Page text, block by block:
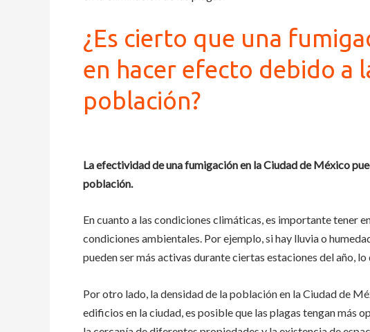
¿Es cierto que una
en hacer efecto debido a
población?
La efectividad de una fumigación en la Ciudad de México
población.
En cuanto a las condiciones climáticas, es importante tener
condiciones ambientales. Por ejemplo, si hay lluvia o
pueden ser más activas durante ciertas estaciones del año,
Por otro lado, la densidad de la población en la Ciudad de
edificios en la ciudad, es posible que las plagas tengan más